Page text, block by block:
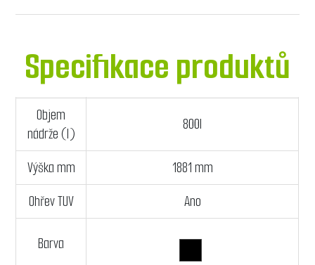
Specifikace produktů
Objem
nádrže (l)
800l
Výška mm
1881 mm
Ohřev TUV
Ano
Barva